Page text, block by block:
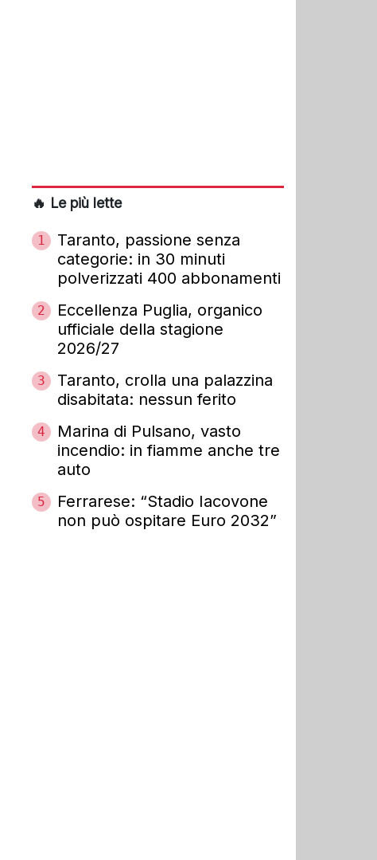
🔥 Le più lette
1
Taranto, passione senza
categorie: in 30 minuti
polverizzati 400 abbonamenti
2
Eccellenza Puglia, organico
ufficiale della stagione
2026/27
3
Taranto, crolla una palazzina
disabitata: nessun ferito
4
Marina di Pulsano, vasto
incendio: in fiamme anche tre
auto
5
Ferrarese: “Stadio Iacovone
non può ospitare Euro 2032”